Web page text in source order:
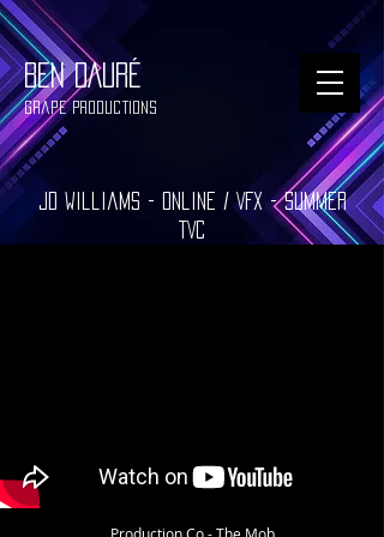
BEN DAURÉ
Grape Productions
JD Williams - Online / VFX - Summer
TVC